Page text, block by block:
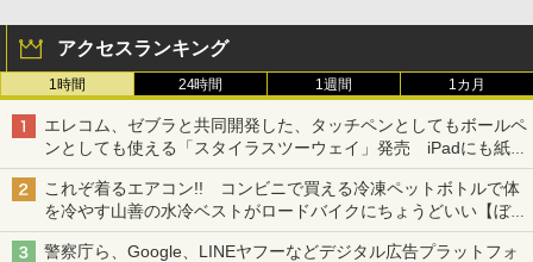
アクセスランキング
1時間 24時間 1週間 1カ月
エレコム、ゼブラと共同開発した、タッチペンとしてもボールペ
ンとしても使える「スタイラスツーウェイ」発売 iPadにも紙に
も、持ち替えずに書き込める
これぞ着るエアコン!! コンビニで買える冷凍ペットボトルで体
を冷やす山善の水冷ベストがロードバイクにちょうどいい【ぼっ
ち・ざ・ろーど！その14】【空いた時間でなにしてる？】
警察庁ら、Google、LINEヤフーなどデジタル広告プラットフォ